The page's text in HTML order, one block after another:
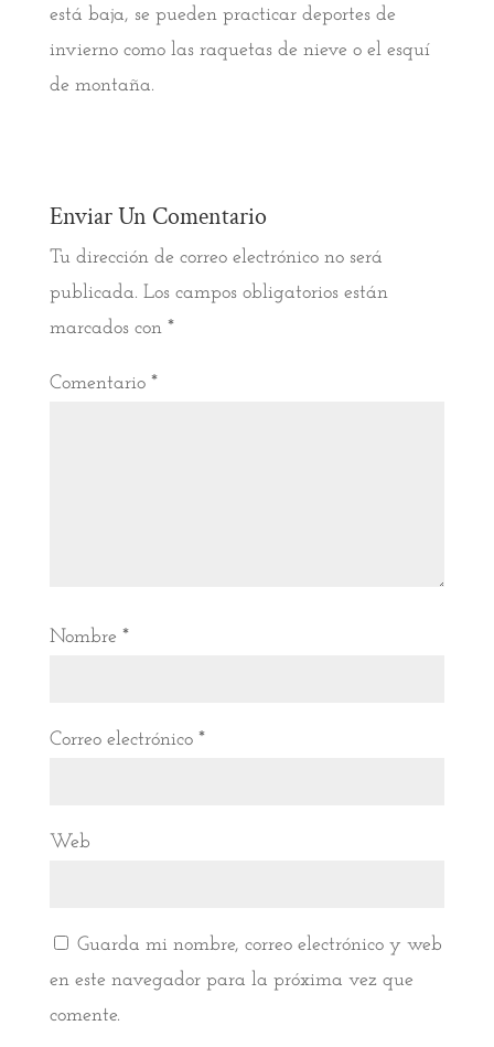
está baja, se pueden practicar deportes de
invierno como las raquetas de nieve o el esquí
de montaña.
Enviar Un Comentario
Tu dirección de correo electrónico no será
publicada. Los campos obligatorios están
marcados con *
Comentario *
Nombre *
Correo electrónico *
Web
Guarda mi nombre, correo electrónico y web
en este navegador para la próxima vez que
comente.